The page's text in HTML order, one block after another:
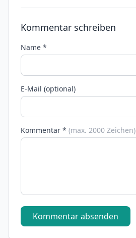
Kommentar schreiben
Name *
E-Mail (optional)
Kommentar * (max. 2000 Zeichen)
Kommentar absenden